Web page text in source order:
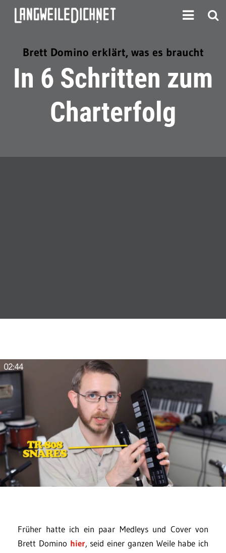
Brett Domino erklärt, was es braucht
In 6 Schritten zum
Charterfolg
Früher hatte ich ein paar Medleys und Cover von
Brett Domino hier, seid einer ganzen Weile habe ich